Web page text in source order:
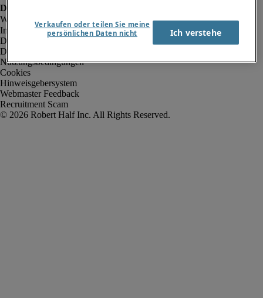
Impressum
Datenschutz
Datenschutz Arbeitnehmer/Zeitarbeitskräfte
Nutzungsbedingungen
Cookies
Hinweisgebersystem
Webmaster Feedback
Recruitment Scam
Verkaufen oder teilen Sie meine
persönlichen Daten nicht
Ich verstehe